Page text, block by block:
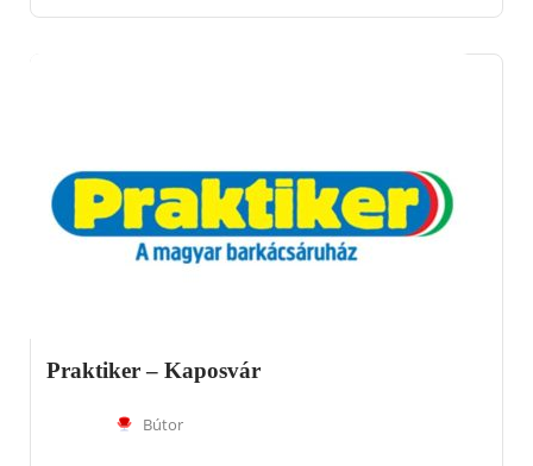
Praktiker – Kaposvár
Bútor